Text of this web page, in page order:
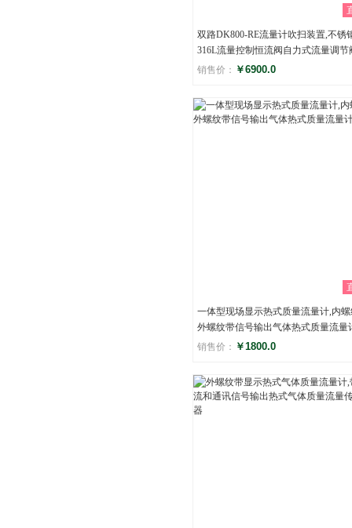
双路DK800-RE流量计吹扫装置,不锈
316L流量控制恒流阀自力式流量调节
销售价： ￥6900.0
评分
()
一体型现场显示热式质量流量计,内
外螺纹带信号输出气体热式质量流量
销售价： ￥1800.0
评分
()